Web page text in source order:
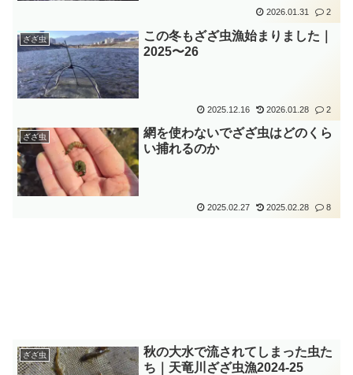
2026.01.31 2
ざざ虫
この冬もざざ虫漁始まりました｜
2025〜26
2025.12.16 2026.01.28 2
ざざ虫
網を使わないでざざ虫はどのくら
い捕れるのか
2025.02.27 2025.02.28 8
ざざ虫
秋の大水で流されてしまった虫た
ち｜天竜川ざざ虫漁2024-25